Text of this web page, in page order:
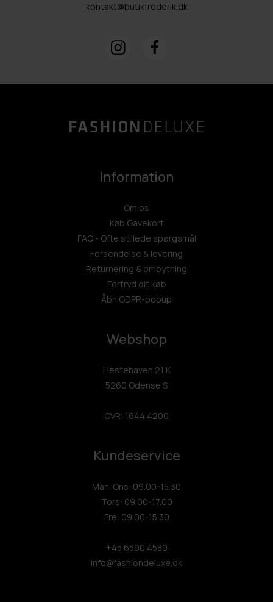
kontakt@butikfrederik.dk
Information
Om os
Køb Gavekort
FAQ - Ofte stillede spørgsmål
Forsendelse & levering
Returnering & ombytning
Fortryd dit køb
Åbn GDPR-popup
Webshop
Hestehaven 21 K
5260 Odense S
CVR: 1644 4200
Kundeservice
Man-Ons: 09.00-15.30
Tors: 09.00-17.00
Fre: 09.00-15.30
+45 6590 4589
info@fashiondeluxe.dk